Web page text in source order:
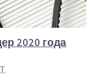
2020 года